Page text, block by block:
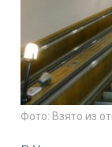
Фото: Взято из